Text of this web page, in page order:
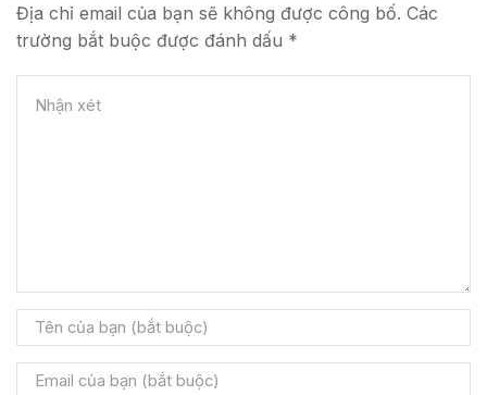
Địa chỉ email của bạn sẽ không được công bố. Các
trường bắt buộc được đánh dấu *